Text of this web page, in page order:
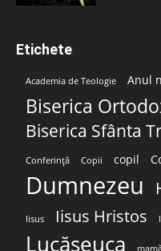
Etichete
Academia de Teologie Anul
Biserica
Biserica Sfânta
Conferință Copii copil
Dumnezeu
Iisus Iisus Hristos
Lucășeuca